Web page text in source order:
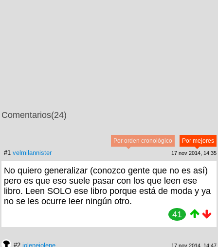
Comentarios(24)
Por mejores
Por orden cronológico
#1 velmilannister 17 nov 2014, 14:35
No quiero generalizar (conozco gente que no es así)
pero es que eso suele pasar con los que leen ese
libro. Leen SOLO ese libro porque está de moda y ya
no se les ocurre leer ningún otro.
41
#2 jolenejolene 17 nov 2014, 14:47